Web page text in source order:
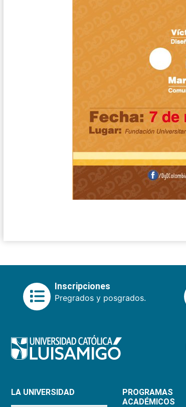
Inscripciones
Pregrados y posgrados.
LA UNIVERSIDAD
PROGRAMAS
ACADÉMICOS